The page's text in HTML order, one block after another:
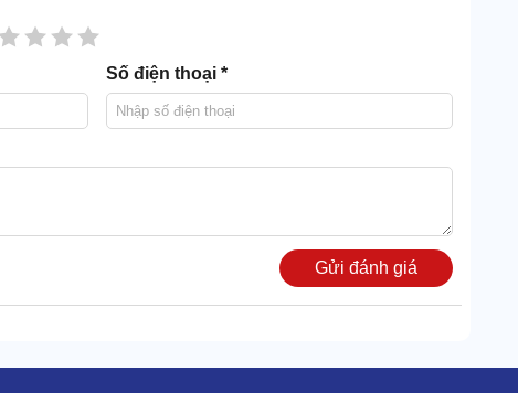
vào nhiều mục đích như: vệ sinh, sửa chữa, thi công/xây
5 sao
4 sao
3 sao
2 sao
Số điện thoại *
Gửi đánh giá